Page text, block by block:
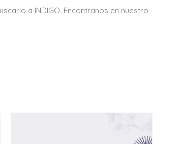
a INDIGO. Encontranos en nuestro